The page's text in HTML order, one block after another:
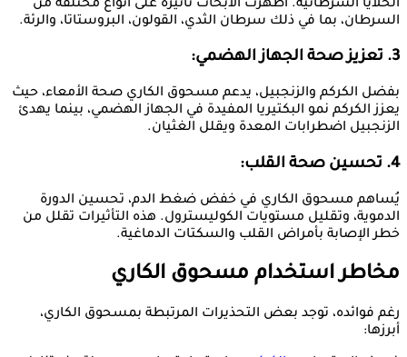
الخلايا السرطانية. أظهرت الأبحاث تأثيره على أنواع مختلفة من
السرطان، بما في ذلك سرطان الثدي، القولون، البروستاتا، والرئة.
3. تعزيز صحة الجهاز الهضمي:
بفضل الكركم والزنجبيل، يدعم مسحوق الكاري صحة الأمعاء، حيث
يعزز الكركم نمو البكتيريا المفيدة في الجهاز الهضمي، بينما يهدئ
الزنجبيل اضطرابات المعدة ويقلل الغثيان.
4. تحسين صحة القلب:
يُساهم مسحوق الكاري في خفض ضغط الدم، تحسين الدورة
الدموية، وتقليل مستويات الكوليسترول. هذه التأثيرات تقلل من
خطر الإصابة بأمراض القلب والسكتات الدماغية.
مخاطر استخدام مسحوق الكاري
رغم فوائده، توجد بعض التحذيرات المرتبطة بمسحوق الكاري،
أبرزها: